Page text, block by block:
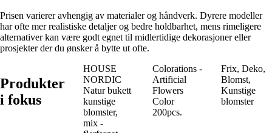
Prisen varierer avhengig av materialer og håndverk. Dyrere modeller
har ofte mer realistiske detaljer og bedre holdbarhet, mens rimeligere
alternativer kan være godt egnet til midlertidige dekorasjoner eller
prosjekter der du ønsker å bytte ut ofte.
Produkter
i fokus
HOUSE
NORDIC
Natur bukett
kunstige
blomster,
mix -
Colorations -
Artificial
Flowers
Color
200pcs.
Frix, Deko,
Blomst,
Kunstige
blomster